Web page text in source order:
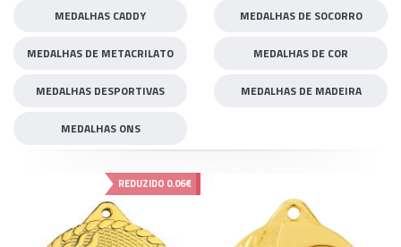
MEDALHAS CADDY MEDALHAS DE SOCORRO
MEDALHAS DE METACRILATO MEDALHAS DE COR
MEDALHAS DESPORTIVAS MEDALHAS DE MADEIRA
MEDALHAS ONS
REDUZIDO 0.06€